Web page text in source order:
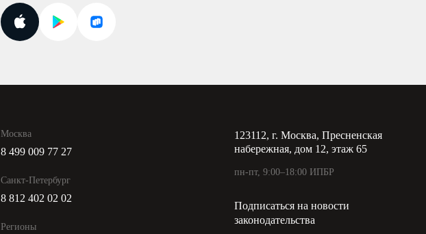
Москва
8 499 009 77 27
Санкт-Петербург
8 812 402 02 02
Регионы
123112, г. Москва, Пресненская
набережная, дом 12, этаж 65
пн-пт, 9:00–18:00 ИПБР
Подписаться на новости
законодательства